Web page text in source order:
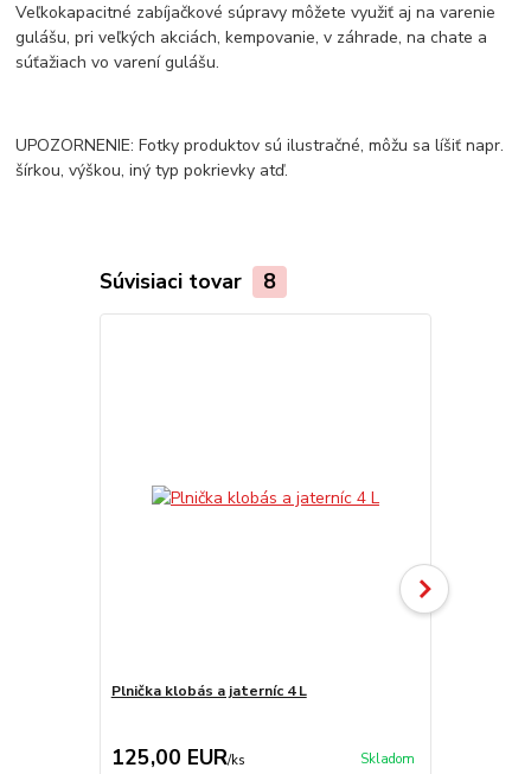
Veľkokapacitné zabíjačkové súpravy môžete využiť aj na varenie
gulášu, pri veľkých akciách, kempovanie, v záhrade, na chate a
súťažiach vo varení gulášu.
UPOZORNENIE: Fotky produktov sú ilustračné, môžu sa líšiť napr.
šírkou, výškou, iný typ pokrievky atď.
Súvisiaci tovar 8
Plnička klobás a jaterníc 4 L
125,00 EUR/ks Skladom